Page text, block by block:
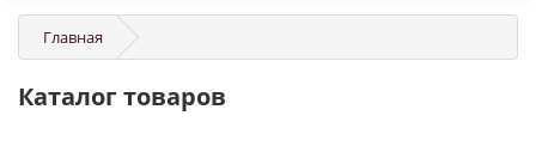
Главная
Каталог товаров